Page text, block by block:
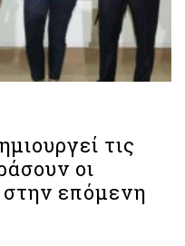
τις
οι
στην επόμενη